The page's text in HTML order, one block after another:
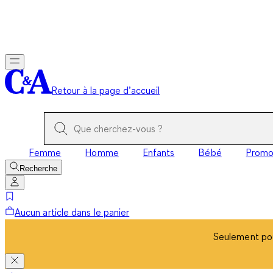
Retour à la page d’accueil
Femme Homme Enfants Bébé Promo
Recherche
Aucun article dans le panier
Seulement